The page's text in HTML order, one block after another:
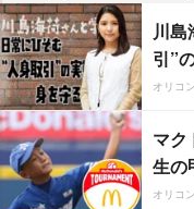
川島
引”
オリコ
マク
生の
オリコ